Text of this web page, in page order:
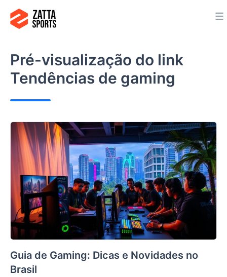
para
conteúdo
Pré-visualização do link
Tendências de gaming
Guia de Gaming: Dicas e Novidades no
Brasil